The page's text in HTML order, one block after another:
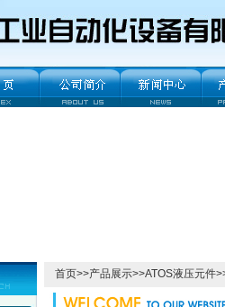
首页>>产品展示>>ATOS液压元件